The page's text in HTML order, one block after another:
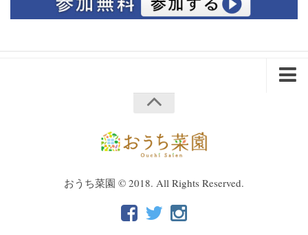
企業・法人様へおうち菜園 © 2018. All Rights Reserved.